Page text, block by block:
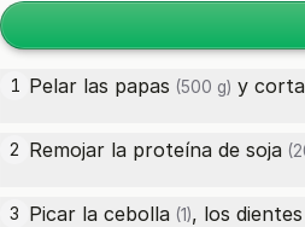
1 Pelar las papas (500 g) y
2 Remojar la proteína de soja
3 Picar la cebolla (1), los